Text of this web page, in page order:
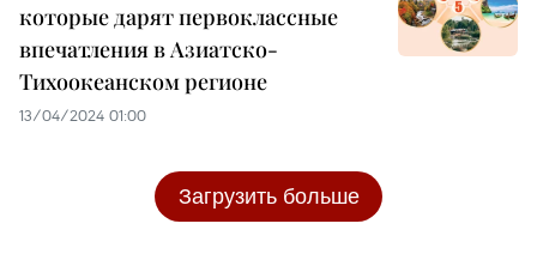
которые дарят первоклассные
впечатления в Азиатско-
Тихоокеанском регионе
13/04/2024 01:00
Загрузить больше